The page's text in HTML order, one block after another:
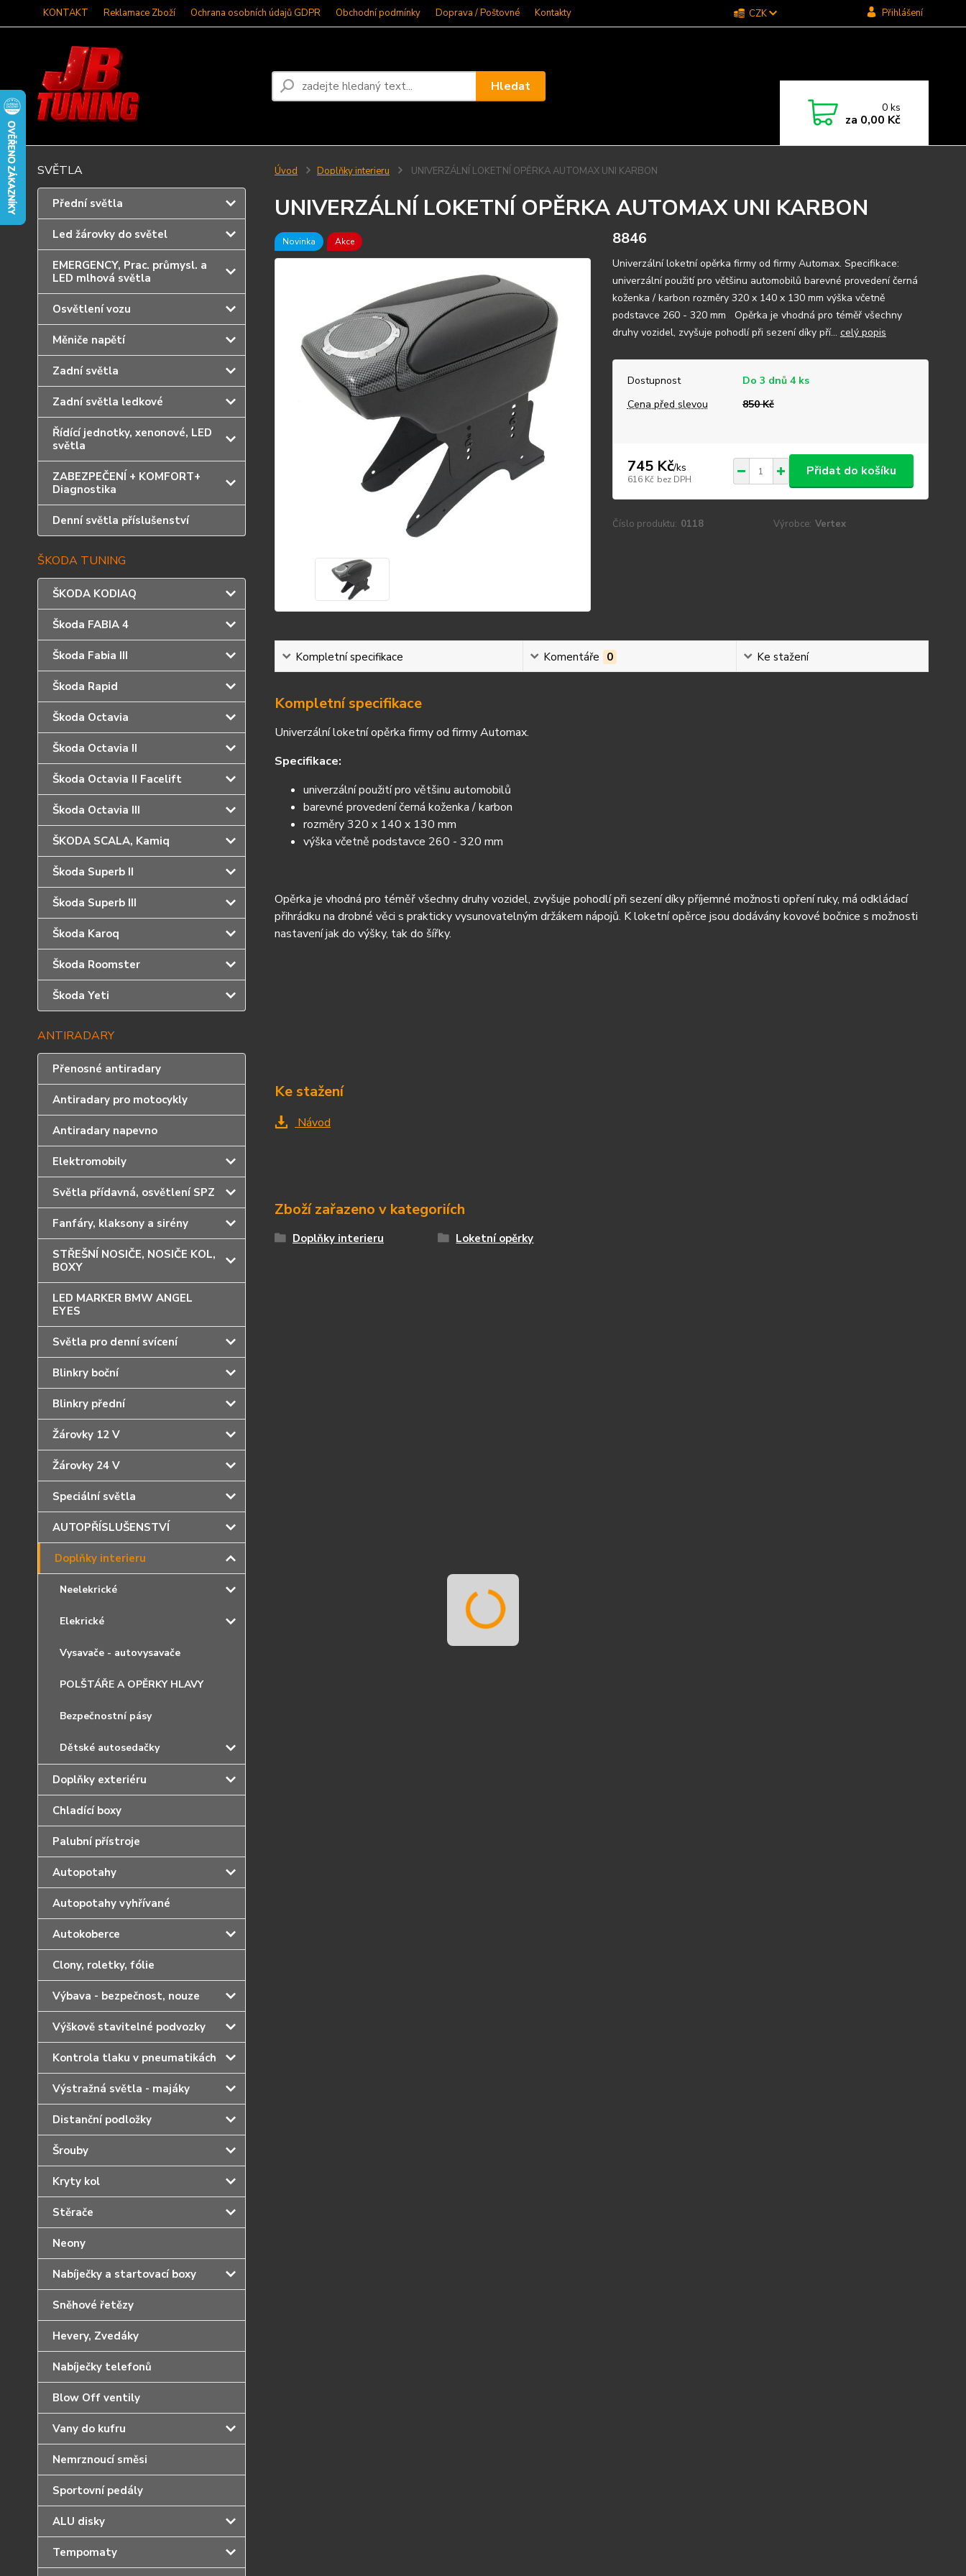
KONTAKT Reklamace Zboží Ochrana osobních údajů GDPR Obchodní podmínky Doprava / Poštovné Kontakty CZK Přihlášení
Hledat
0ks
za 0,00 Kč
SVĚTLA
Přední světla
Led žárovky do světel
EMERGENCY, Prac. průmysl. a
LED mlhová světla
Osvětlení vozu
Měniče napětí
Zadní světla
Zadní světla ledkové
Řídící jednotky, xenonové, LED
světla
ZABEZPEČENÍ + KOMFORT+
Diagnostika
Denní světla příslušenství
ŠKODA TUNING
ŠKODA KODIAQ
Škoda FABIA 4
Škoda Fabia III
Škoda Rapid
Škoda Octavia
Škoda Octavia II
Škoda Octavia II Facelift
Škoda Octavia III
ŠKODA SCALA, Kamiq
Škoda Superb II
Škoda Superb III
Škoda Karoq
Škoda Roomster
Škoda Yeti
ANTIRADARY
Přenosné antiradary
Antiradary pro motocykly
Antiradary napevno
Elektromobily
Světla přídavná, osvětlení SPZ
Fanfáry, klaksony a sirény
STŘEŠNÍ NOSIČE, NOSIČE KOL,
BOXY
LED MARKER BMW ANGEL
EYES
Světla pro denní svícení
Blinkry boční
Blinkry přední
Žárovky 12 V
Žárovky 24 V
Speciální světla
AUTOPŘÍSLUŠENSTVÍ
Doplňky interieru
Neelekrické
Elekrické
Vysavače - autovysavače
POLŠTÁŘE A OPĚRKY HLAVY
Bezpečnostní pásy
Dětské autosedačky
Doplňky exteriéru
Chladící boxy
Palubní přístroje
Autopotahy
Autopotahy vyhřívané
Autokoberce
Clony, roletky, fólie
Výbava - bezpečnost, nouze
Výškově stavitelné podvozky
Kontrola tlaku v pneumatikách
Výstražná světla - majáky
Distanční podložky
Šrouby
Kryty kol
Stěrače
Neony
Nabíječky a startovací boxy
Sněhové řetězy
Hevery, Zvedáky
Nabíječky telefonů
Blow Off ventily
Vany do kufru
Nemrznoucí směsi
Sportovní pedály
ALU disky
Tempomaty
Úvod Doplňky interieru UNIVERZÁLNÍ LOKETNÍ OPĚRKA AUTOMAX UNI KARBON
UNIVERZÁLNÍ LOKETNÍ OPĚRKA AUTOMAX UNI KARBON
Novinka Akce 8846
Univerzální loketní opěrka firmy od firmy Automax. Specifikace:
univerzální použití pro většinu automobilů barevné provedení černá
koženka / karbon rozměry 320 x 140 x 130 mm výška včetně
podstavce 260 - 320 mm Opěrka je vhodná pro téměř všechny
druhy vozidel, zvyšuje pohodlí při sezení díky pří... celý popis
Dostupnost
Do 3 dnů 4 ks
Cena před slevou
850 Kč
745 Kč/ks
616 Kč bez DPH
Přidat do košíku
Číslo produktu: 0118 Výrobce: Vertex
Kompletní specifikace Komentáře 0 Ke stažení
Kompletní specifikace
Univerzální loketní opěrka firmy od firmy Automax.
Specifikace:
univerzální použití pro většinu automobilů
barevné provedení černá koženka / karbon
rozměry 320 x 140 x 130 mm
výška včetně podstavce 260 - 320 mm
Opěrka je vhodná pro téměř všechny druhy vozidel, zvyšuje pohodlí při sezení díky příjemné možnosti opření ruky, má odkládací
přihrádku na drobné věci s prakticky vysunovatelným držákem nápojů. K loketní opěrce jsou dodávány kovové bočnice s možnosti
nastavení jak do výšky, tak do šířky.
Ke stažení
Návod
Zboží zařazeno v kategoriích
Doplňky interieru Loketní opěrky